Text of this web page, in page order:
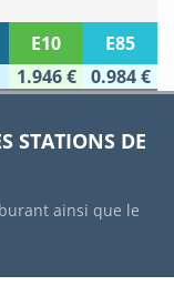
E10
E85
1.946 € 0.984 €
STATIONS DE
ainsi que le